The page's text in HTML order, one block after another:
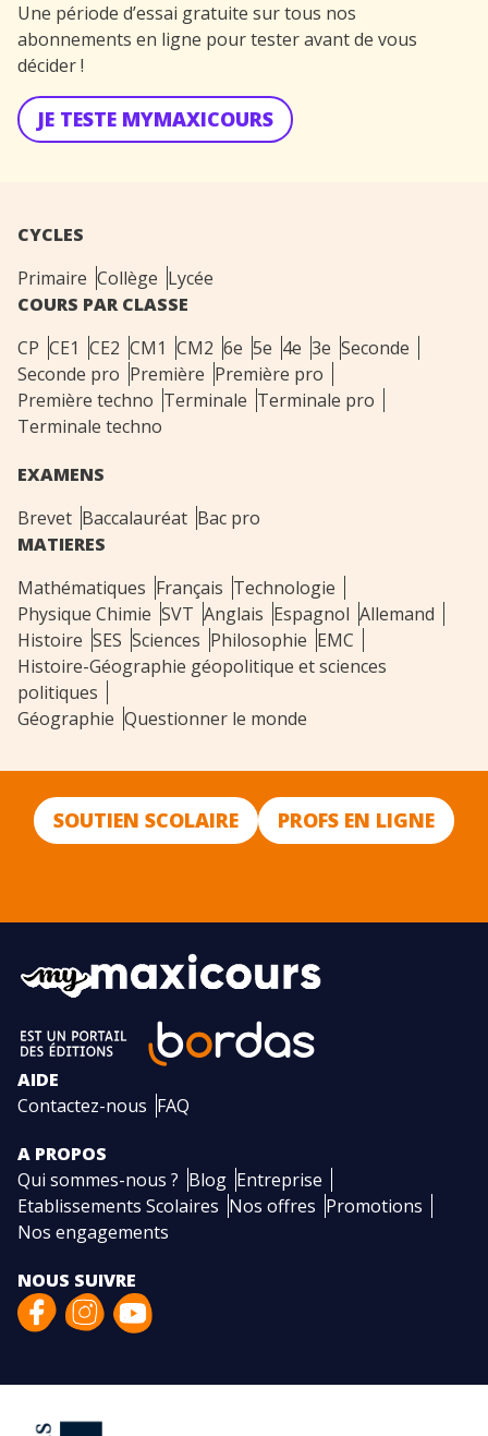
Une période d’essai gratuite sur tous nos
abonnements en ligne pour tester avant de vous
décider !
JE TESTE MYMAXICOURS
CYCLES
Primaire Collège Lycée
COURS PAR CLASSE
CP CE1 CE2 CM1 CM2 6e 5e 4e 3e Seconde
Seconde pro Première Première pro
Première techno Terminale Terminale pro
Terminale techno
EXAMENS
Brevet Baccalauréat Bac pro
MATIERES
Mathématiques Français Technologie
Physique Chimie SVT Anglais Espagnol Allemand
Histoire SES Sciences Philosophie EMC
Histoire-Géographie géopolitique et sciences
politiques
Géographie Questionner le monde
SOUTIEN SCOLAIRE PROFS EN LIGNE
AIDE
Contactez-nous FAQ
A PROPOS
Qui sommes-nous ? Blog Entreprise
Etablissements Scolaires Nos offres Promotions
Nos engagements
NOUS SUIVRE